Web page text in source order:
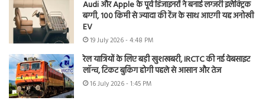
Audi और Apple के पूर्व डिजाइनरों ने बनाई लग्जरी इलेक्ट्रिक
बग्गी, 100 किमी से ज्यादा की रेंज के साथ आएगी यह अनोखी
EV
19 July 2026 - 4:48 PM
रेल यात्रियों के लिए बड़ी खुशखबरी, IRCTC की नई वेबसाइट
लॉन्च, टिकट बुकिंग होगी पहले से आसान और तेज
16 July 2026 - 1:45 PM